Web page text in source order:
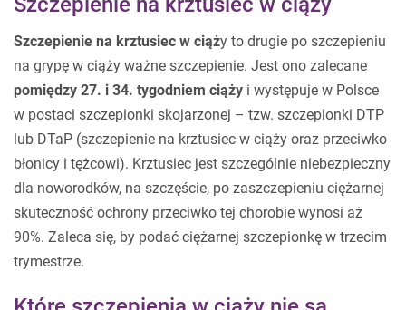
Szczepienie na krztusiec w ciąży to drugie po szczepieniu
na grypę w ciąży ważne szczepienie. Jest ono zalecane
pomiędzy 27. i 34. tygodniem ciąży i występuje w Polsce
w postaci szczepionki skojarzonej – tzw. szczepionki DTP
lub DTaP (szczepienie na krztusiec w ciąży oraz przeciwko
błonicy i tężcowi). Krztusiec jest szczególnie niebezpieczny
dla noworodków, na szczęście, po zaszczepieniu ciężarnej
skuteczność ochrony przeciwko tej chorobie wynosi aż
90%. Zaleca się, by podać ciężarnej szczepionkę w trzecim
trymestrze.